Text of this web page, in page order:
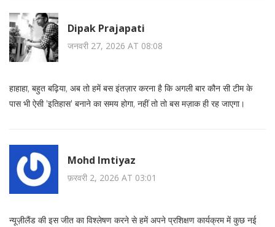
Dipak Prajapati
जनवरी 27, 2026 AT 08:08
हाहाहा, बहुत बढ़िया, अब तो हमें बस इंतज़ार करना है कि अगली बार कौन सी टीम के
पास भी ऐसी 'इतिहास' बनाने का समय होगा, नहीं तो तो बस मज़ाक ही रह जाएगा।
Mohd Imtiyaz
फ़रवरी 2, 2026 AT 03:01
न्यूज़ीलैंड की इस जीत का विश्लेषण करने से हमें अपने प्रशिक्षण कार्यक्रम में कुछ नई